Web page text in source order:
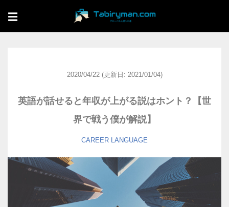
☰
2020/04/22 (更新日: 2021/01/04)
英語が話せると年収が上がる説はホント？【世
界で戦う僕が解説】
CAREER LANGUAGE